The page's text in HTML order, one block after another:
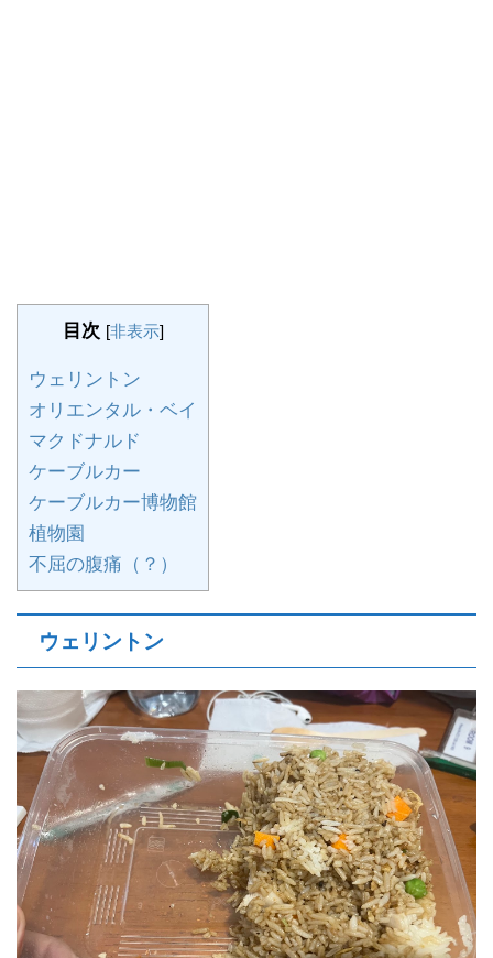
目次 [非表示]
ウェリントン
オリエンタル・ベイ
マクドナルド
ケーブルカー
ケーブルカー博物館
植物園
不屈の腹痛（？）
ウェリントン